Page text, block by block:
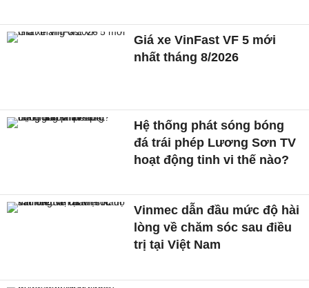
Giá xe VinFast VF 5 mới
nhất tháng 8/2026
Hệ thống phát sóng bóng
đá trái phép Lương Sơn TV
hoạt động tinh vi thế nào?
Vinmec dẫn đầu mức độ hài
lòng về chăm sóc sau điều
trị tại Việt Nam